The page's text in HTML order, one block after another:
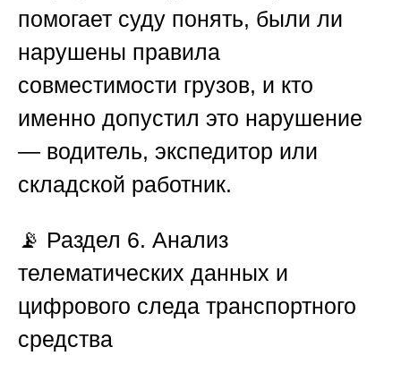
помогает суду понять, были ли
нарушены правила
совместимости грузов, и кто
именно допустил это нарушение
— водитель, экспедитор или
складской работник.
📡 Раздел 6. Анализ
телематических данных и
цифрового следа транспортного
средства